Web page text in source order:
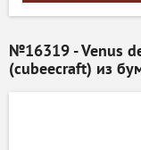
№16319 - Venus
(cubeecraft) из